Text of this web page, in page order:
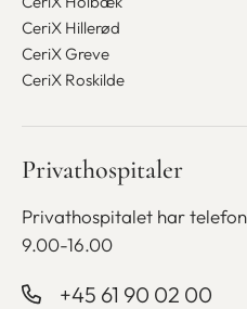
CeriX Hillerød
CeriX Greve
CeriX Roskilde
Privathospitaler
Privathospitalet har
9.00-16.00
+45 61 90 02 00